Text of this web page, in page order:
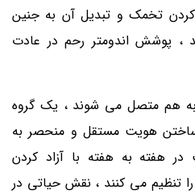
کردن تخمک و تبدیل آن به جنین
، پوشش اندومتر رحم در عادت
هم متصل می شوند ، یک گروه
هویت مستقل و منحصر به
هفته به هفته با آزاد کردن
تنظیم می کنند ، نقش حیاتی در